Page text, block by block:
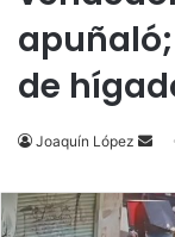
de
Joaquín López